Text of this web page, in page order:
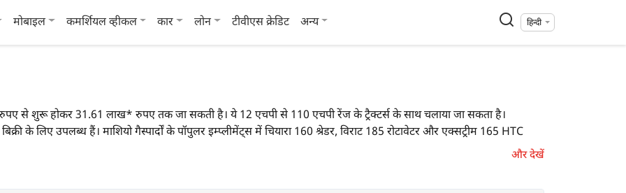
मोबाइल कमर्शियल व्हीकल कार लोन टीवीएस क्रेडिट अन्य हिन्दी
रुपए से शुरू होकर 31.61 लाख* रुपए तक जा सकती है। ये 12 एचपी से 110 एचपी रेंज के ट्रैक्टर्स के साथ चलाया जा सकता है।
के लिए उपलब्ध हैं। माशियो गैस्पार्दों के पॉपुलर इम्प्लीमेंट्स में चियारा 160 श्रेडर, विराट 185 रोटावेटर और एक्सट्रीम 165 HTC
और देखें